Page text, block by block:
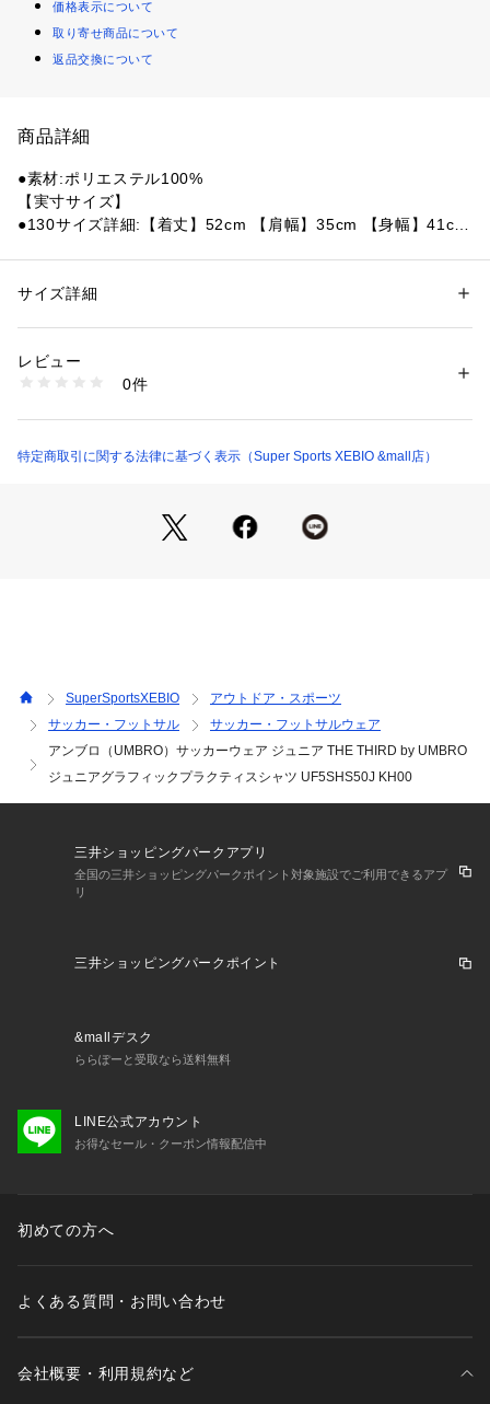
価格表示について
取り寄せ商品について
返品交換について
商品詳細
●素材:ポリエステル100%
【実寸サイズ】
●130サイズ詳細:【着丈】52cm 【肩幅】35cm 【身幅】41cm
m 【袖丈】16cm
●160サイズ詳細:【着丈】63cm 【肩幅】41cm 【身幅】49cm
【袖丈】19.5cm
ム・アウェイとは違う、型に縛られない3RDユニフォームをコ
なる場合がございます。
※ブラウザやお使いのモニター環境により、掲載画像と実際の
商品の色味が若干異なる場合があります。
※掲載の価格・製品のパッケージ・デザイン・仕様について、
Sports XEBIO サッカー soccer フットボール サッカーウエア
ウェア サッカーシャツ プラクティスシャツ プラシャツ 練習着
Junior ジュニア じゅにあ 子供 JR soc25nw スポーツウェア
性別：キッズ・ベビー
ー・フットサルウェア
1540000434833
サイズ詳細
レビュー
0件
特定商取引に関する法律に基づく表示（Super Sports XEBIO &mall店）
SuperSportsXEBIO
アウトドア・スポーツ
サッカー・フットサル
サッカー・フットサルウェア
アンブロ（UMBRO）サッカーウェア ジュニア THE THIRD by UMBRO
ジュニアグラフィックプラクティスシャツ UF5SHS50J KH00
三井ショッピングパークアプリ
全国の三井ショッピングパークポイント対象施設でご利用できるアプ
リ
三井ショッピングパークポイント
&mallデスク
ららぽーと受取なら送料無料
LINE公式アカウント
お得なセール・クーポン情報配信中
初めての方へ
よくある質問・お問い合わせ
会社概要・利用規約など